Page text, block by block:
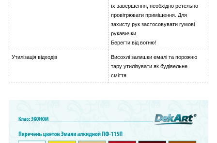
їх завершення, необхідно ретельно
провітрювати приміщення. Для
захисту рук застосовувати гумові
рукавички.
Берегти від вогню!
Утилізація відходів
Висохлі залишки емалі та порожню
тару утилізувати як будівельне
сміття.